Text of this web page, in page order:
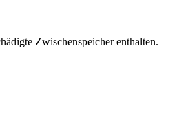
Zwischenspeicher enthalten.